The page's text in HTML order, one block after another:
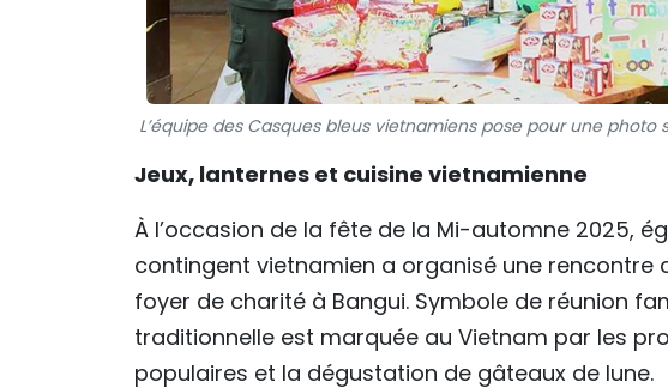
L’équipe des Casques bleus vietnamiens pose pour une
Jeux, lanternes et cuisine vietnamienne
À l’occasion de la fête de la Mi-automne 2025,
contingent vietnamien a organisé une
foyer de charité à Bangui. Symbole de réunion
traditionnelle est marquée au Vietnam par les
populaires et la dégustation de gâteaux de lune.